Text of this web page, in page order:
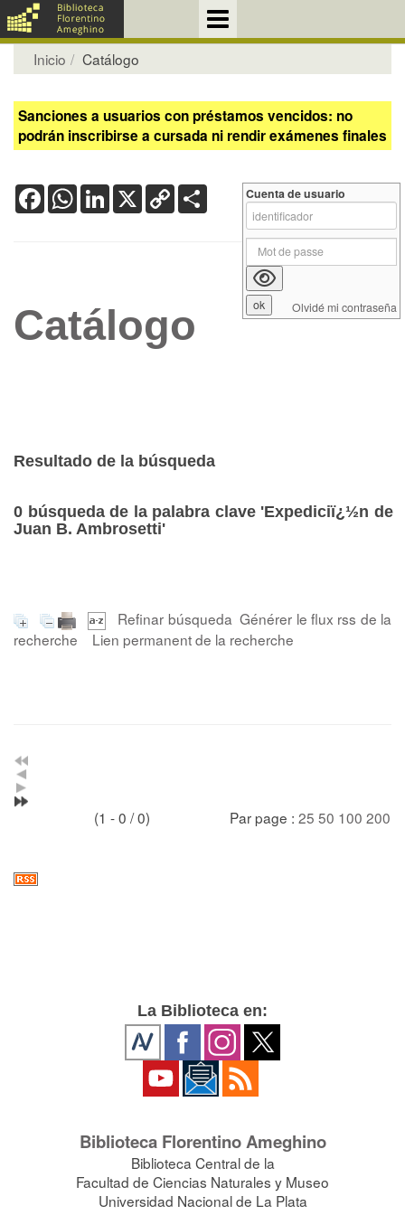
Inicio Catálogo
Sanciones a usuarios con préstamos vencidos: no
podrán inscribirse a cursada ni rendir exámenes finales
FacebookWhatsApp
LinkedIn
X Copy
Link
Catálogo
Resultado de la búsqueda
0 búsqueda de la palabra clave 'Expediciï¿½n de
Juan B. Ambrosetti'
Refinar búsqueda Générer le flux rss de la
recherche
Lien permanent de la recherche
(1 - 0 / 0) Par page : 25 50 100 200
Cuenta de usuario
Olvidé mi contraseña
La Biblioteca en:
Biblioteca Florentino Ameghino
Biblioteca Central de la
Facultad de Ciencias Naturales y Museo
Universidad Nacional de La Plata